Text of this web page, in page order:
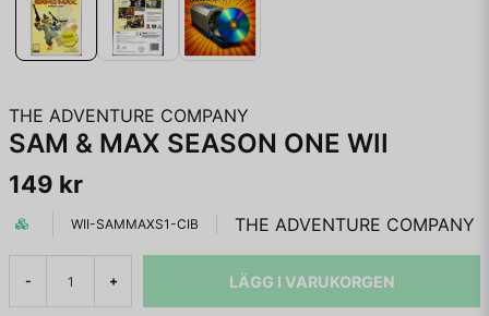
THE ADVENTURE COMPANY
SAM & MAX SEASON ONE WII
149 kr
WII-SAMMAXS1-CIB THE ADVENTURE COMPANY
- + LÄGG I VARUKORGEN